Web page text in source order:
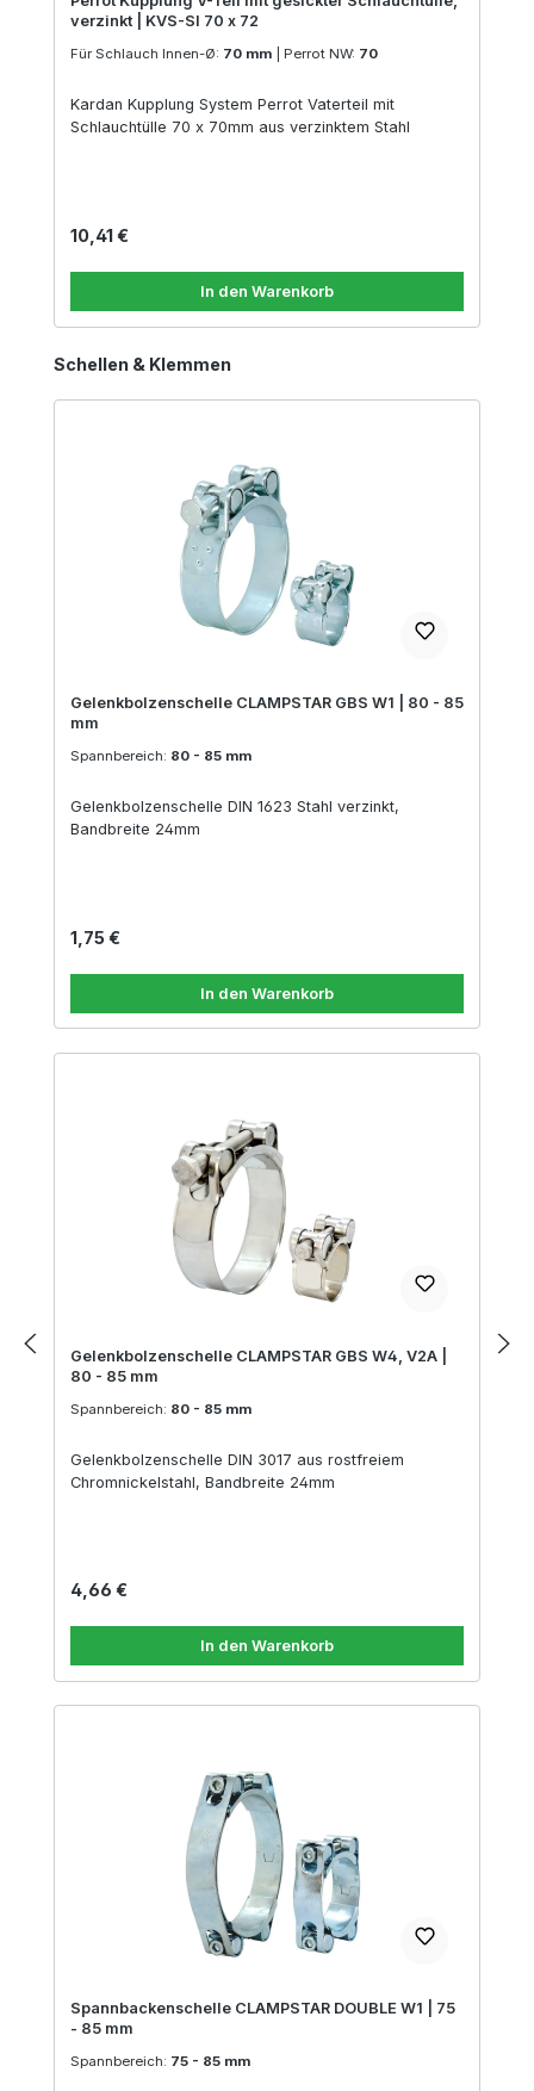
verzinkt | KVS-SI 70 x 72
Für Schlauch Innen-Ø: 70 mm Perrot NW: 70
Kardan Kupplung System Perrot Vaterteil mit
Schlauchtülle 70 x 70mm aus verzinktem Stahl
Regulärer Preis:
10,41 €
In den Warenkorb
Produktgalerie überspringen
Schellen & Klemmen
Gelenkbolzenschelle CLAMPSTAR GBS W1 | 80 - 85
mm
Spannbereich: 80 - 85 mm
Gelenkbolzenschelle DIN 1623 Stahl verzinkt,
Bandbreite 24mm
Regulärer Preis:
1,75 €
In den Warenkorb
Gelenkbolzenschelle CLAMPSTAR GBS W4, V2A |
80 - 85 mm
Spannbereich: 80 - 85 mm
Gelenkbolzenschelle DIN 3017 aus rostfreiem
Chromnickelstahl, Bandbreite 24mm
Regulärer Preis:
4,66 €
In den Warenkorb
Spannbackenschelle CLAMPSTAR DOUBLE W1 | 75
- 85 mm
Spannbereich: 75 - 85 mm